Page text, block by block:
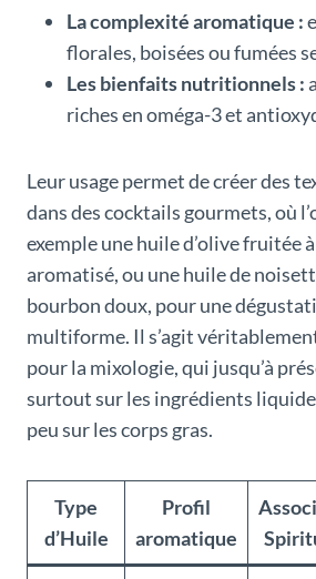
La complexité aromatique :
florales, boisées ou fumées
Les bienfaits nutritionnels :
riches en oméga-3 et
Leur usage permet de créer des
dans des cocktails gourmets, où
exemple une huile d’olive fruitée
aromatisé, ou une huile de
bourbon doux, pour une
multiforme. Il s’agit
pour la mixologie, qui jusqu’à
surtout sur les ingrédients
peu sur les corps gras.
Type
d’Huile
Profil
aromatique